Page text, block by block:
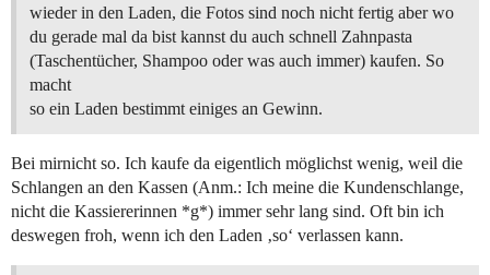
wieder in den Laden, die Fotos sind noch nicht fertig aber wo
du gerade mal da bist kannst du auch schnell Zahnpasta
(Taschentücher, Shampoo oder was auch immer) kaufen. So
macht
so ein Laden bestimmt einiges an Gewinn.
Bei mirnicht so. Ich kaufe da eigentlich möglichst wenig, weil die
Schlangen an den Kassen (Anm.: Ich meine die Kundenschlange,
nicht die Kassiererinnen *g*) immer sehr lang sind. Oft bin ich
deswegen froh, wenn ich den Laden ‚so‘ verlassen kann.